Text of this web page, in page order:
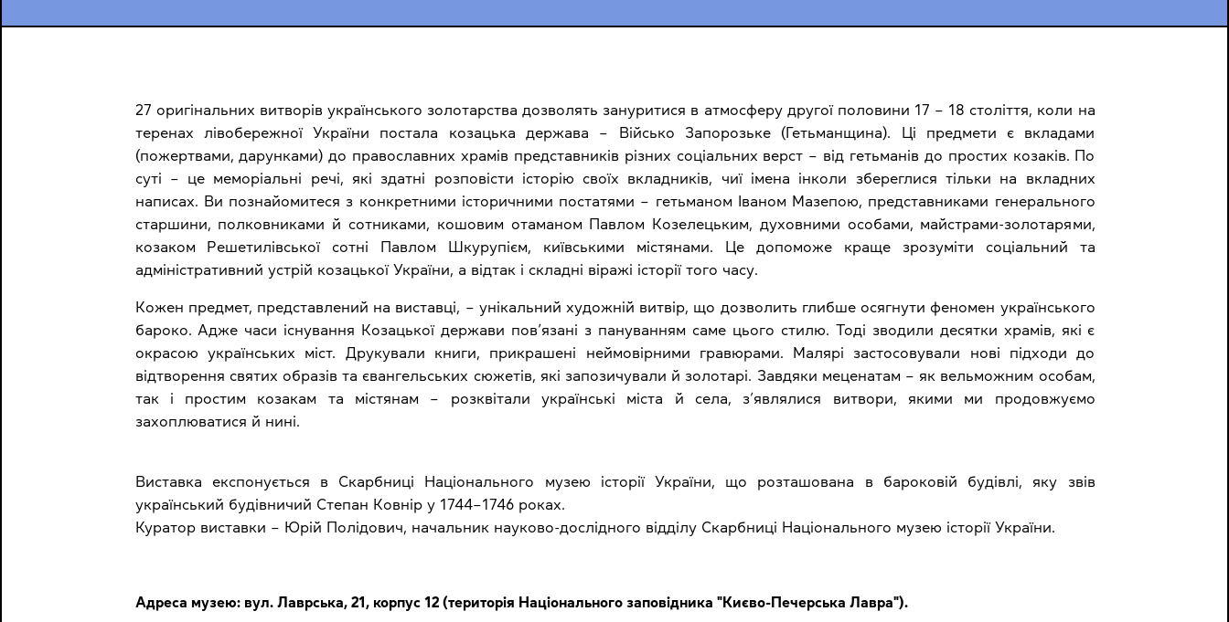
27 оригінальних витворів українського золотарства дозволять зануритися в атмосферу другої половини 17 – 18 століття, коли на
теренах лівобережної України постала козацька держава – Військо Запорозьке (Гетьманщина). Ці предмети є вкладами
(пожертвами, дарунками) до православних храмів представників різних соціальних верст – від гетьманів до простих козаків. По
суті – це меморіальні речі, які здатні розповісти історію своїх вкладників, чиї імена інколи збереглися тільки на вкладних
написах. Ви познайомитеся з конкретними історичними постатями – гетьманом Іваном Мазепою, представниками генерального
старшини, полковниками й сотниками, кошовим отаманом Павлом Козелецьким, духовними особами, майстрами-золотарями,
козаком Решетилівської сотні Павлом Шкурупієм, київськими містянами. Це допоможе краще зрозуміти соціальний та
адміністративний устрій козацької України, а відтак і складні віражі історії того часу.
Кожен предмет, представлений на виставці, – унікальний художній витвір, що дозволить глибше осягнути феномен українського
бароко. Адже часи існування Козацької держави пов’язані з пануванням саме цього стилю. Тоді зводили десятки храмів, які є
окрасою українських міст. Друкували книги, прикрашені неймовірними гравюрами. Малярі застосовували нові підходи до
відтворення святих образів та євангельських сюжетів, які запозичували й золотарі. Завдяки меценатам – як вельможним особам,
так і простим козакам та містянам – розквітали українські міста й села, з’являлися витвори, якими ми продовжуємо
захоплюватися й нині.
Виставка експонується в Скарбниці Національного музею історії України, що розташована в бароковій будівлі, яку звів
український будівничий Степан Ковнір у 1744–1746 роках.
Куратор виставки – Юрій Полідович, начальник науково-дослідного відділу Скарбниці Національного музею історії України.
Адреса музею: вул. Лаврська, 21, корпус 12 (територія Національного заповідника "Києво-Печерська Лавра").